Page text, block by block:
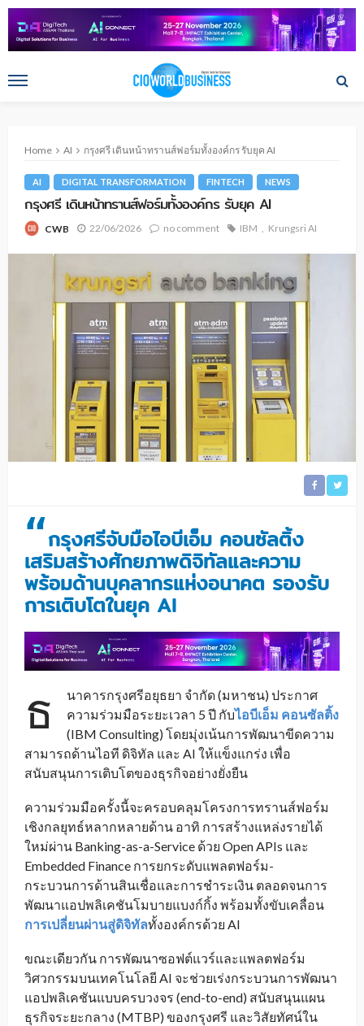
Home AI กรุงศรี เดินหน้าทรานส์ฟอร์มทั้งองค์กร รับยุค AI
AI DIGITAL TRANSFORMATION FINTECH NEWS
กรุงศรี เดินหน้าทรานส์ฟอร์มทั้งองค์กร รับยุค AI
CWB 22/06/2026 no comment IBM Krungsri AI
“กรุงศรีจับมือไอบีเอ็ม คอนซัลติ้ง
เสริมสร้างศักยภาพดิจิทัลและความ
พร้อมด้านบุคลากรแห่งอนาคต รองรับ
การเติบโตในยุค AI
ธ
นาคารกรุงศรีอยุธยา จำกัด (มหาชน) ประกาศ
ความร่วมมือระยะเวลา 5 ปี กับไอบีเอ็ม คอนซัลติ้ง
(IBM Consulting) โดยมุ่งเน้นการพัฒนาขีดความ
สามารถด้านไอที ดิจิทัล และ AI ให้แข็งแกร่ง เพื่อ
สนับสนุนการเติบโตของธุรกิจอย่างยั่งยืน
ความร่วมมือครั้งนี้จะครอบคลุมโครงการทรานส์ฟอร์ม
เชิงกลยุทธ์หลากหลายด้าน อาทิ การสร้างแหล่งรายได้
ใหม่ผ่าน Banking-as-a-Service ด้วย Open APIs และ
Embedded Finance การยกระดับแพลตฟอร์ม-
กระบวนการด้านสินเชื่อและการชำระเงิน ตลอดจนการ
พัฒนาแอปพลิเคชันโมบายแบงก์กิ้ง พร้อมทั้งขับเคลื่อน
การเปลี่ยนผ่านสู่ดิจิทัลทั้งองค์กรด้วย AI
ขณะเดียวกัน การพัฒนาซอฟต์แวร์และแพลตฟอร์ม
วิศวกรรมบนเทคโนโลยี AI จะช่วยเร่งกระบวนการพัฒนา
แอปพลิเคชันแบบครบวงจร (end-to-end) สนับสนุนแผน
ธุรกิจระยะกลาง (MTBP) ของกรุงศรี และวิสัยทัศน์ใน